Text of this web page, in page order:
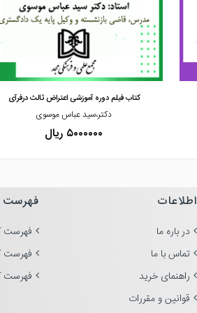
مشاهده و خرید
کتاب فیلم دوره آموزشی اعتراض ثالث درفرآی
دکتر،سید عباس موسوی
۵۰۰۰۰۰۰ ریال
اطلاعات
در باره ما
تماس با ما
راهنمای خرید
قوانین و مقررات
فهرست
فهرست
فهرست
فهرست